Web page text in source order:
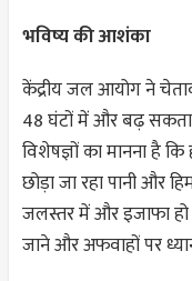
भविष्य की आशंका
केंद्रीय जल आयोग ने
48 घंटों में और बढ़ सकता
विशेषज्ञों का मानना है
छोड़ा जा रहा पानी और
जलस्तर में और इजाफा हो
जाने और अफवाहों पर